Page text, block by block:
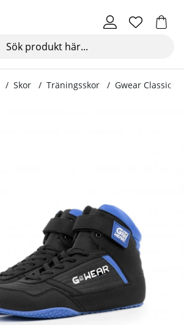
Skor Träningsskor Gwear Classic